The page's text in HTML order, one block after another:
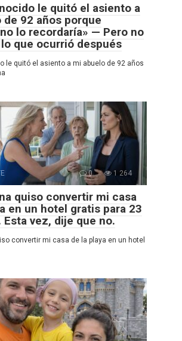
le quitó el asiento a
de 92 años porque
lo recordaría» — Pero no
que ocurrió después
le quitó el asiento a mi abuelo de 92 años
0 1 264
quiso convertir mi casa
en un hotel gratis para 23
Esta vez, dije que no.
convertir mi casa de la playa en un hotel